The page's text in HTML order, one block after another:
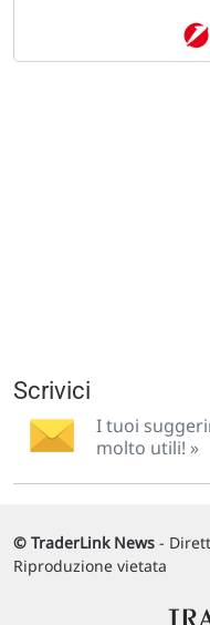
Scrivici
I tuoi
molto utili! »
© TraderLink News -
Riproduzione vietata